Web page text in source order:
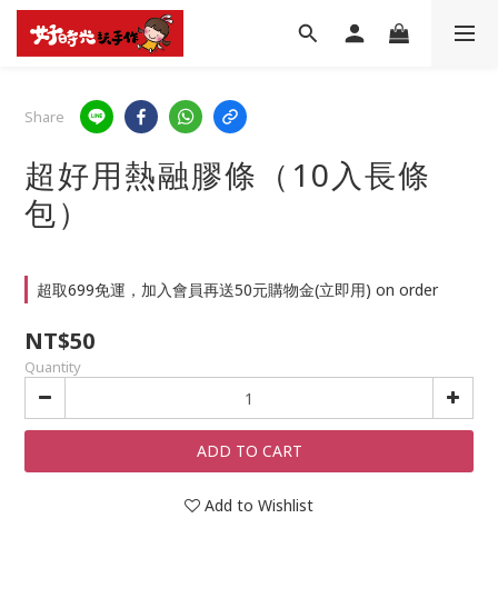
Share
超好用熱融膠條（10入長條
包）
超取699免運，加入會員再送50元購物金(立即用) on order
NT$50
Quantity
ADD TO CART
Add to Wishlist